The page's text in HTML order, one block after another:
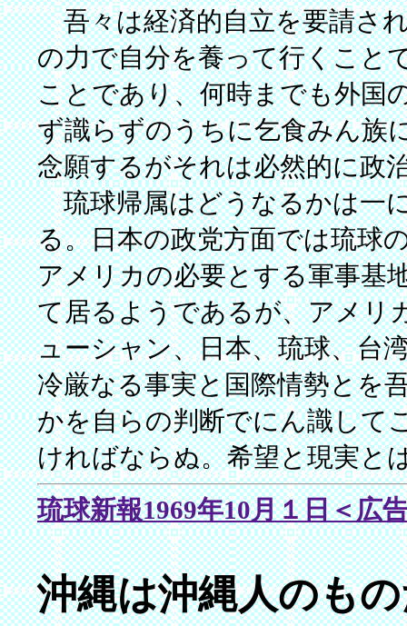
吾々は経済的自立を要請さ
の力で自分を養って行くこと
ことであり、何時までも外国
ず識らずのうちに乞食みん族
念願するがそれは必然的に政
琉球帰属はどうなるかは一
る。日本の政党方面では琉球
アメリカの必要とする軍事基
て居るようであるが、アメリ
ューシャン、日本、琉球、台
冷厳なる事実と国際情勢とを
かを自らの判断でにん識して
ければならぬ。希望と現実と
琉球新報1969年10月１日＜広
沖縄は沖縄人のも